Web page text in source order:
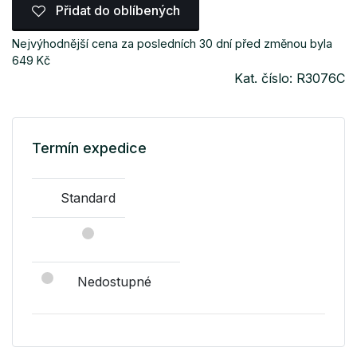
Přidat do oblíbených
Nejvýhodnější cena za posledních 30 dní před změnou byla
649 Kč
Kat. číslo: R3076C
Termín expedice
Standard
Nedostupné